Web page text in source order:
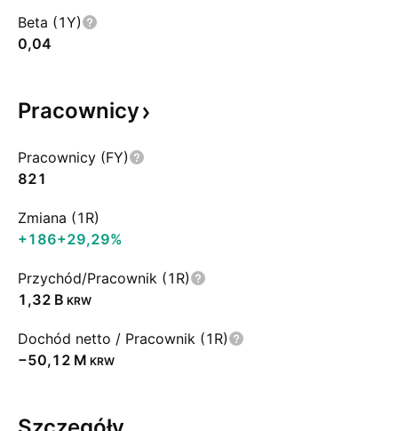
Beta (1Y)
0,04
Pracownicy
Pracownicy (FY)
821
Zmiana (1R)
+186+29,29%
Przychód/Pracownik (1R)
‪1,32 B‬ KRW
Dochód netto / Pracownik (1R)
‪−50,12 M‬ KRW